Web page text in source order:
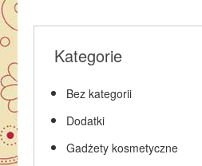
Kategorie
Bez kategorii
Dodatki
Gadżety kosmetyczne